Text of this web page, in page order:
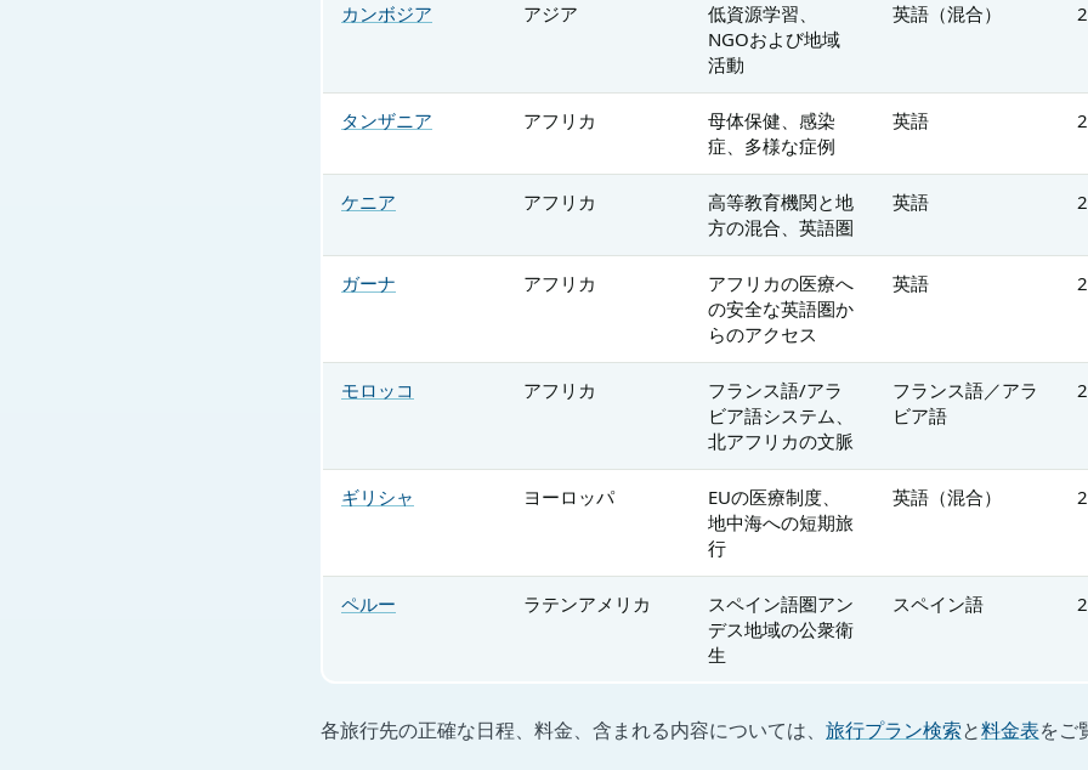
カンボジア アジア
低資源学習、
NGOおよび地域
活動
英語（混合）
タンザニア アフリカ
母体保健、感染
症、多様な症例
英語
ケニア アフリカ
高等教育機関と地
方の混合、英語圏
英語
ガーナ アフリカ
アフリカの医療へ
の安全な英語圏か
らのアクセス
英語
モロッコ アフリカ
フランス語/アラ
ビア語システム、
北アフリカの文脈
フランス語／アラ
ビア語
ギリシャ ヨーロッパ
EUの医療制度、
地中海への短期旅
行
英語（混合）
ペルー ラテンアメリカ
スペイン語圏アン
デス地域の公衆衛
生
スペイン語
各旅行先の正確な日程、料金、含まれる内容については、 旅行プラン検索と料金表をご